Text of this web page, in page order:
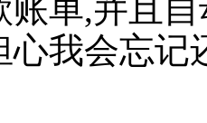
账单,并且
心我会忘记